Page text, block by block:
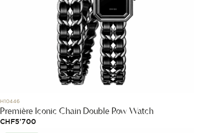
H10446
Première Iconic Chain Double Row Watch
CHF5'700